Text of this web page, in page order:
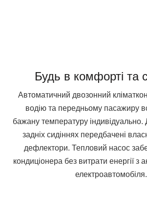
Будь в комфорті та
Автоматичний двозонний
водію та передньому пасажиру
бажану температуру
задніх сидіннях передбачені
дефлектори. Тепловий насос
кондиціонера без витрати енергії з
електроавтомобіля.